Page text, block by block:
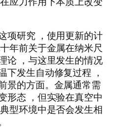
项研究 ，使用更新的计
年前关于金属在纳米尺
论 ，与这里发生的情况
下发生自动修复过程 ，
景的方面。金属通常需
形态 ，但实验在真空中
型环境中是否会发生相